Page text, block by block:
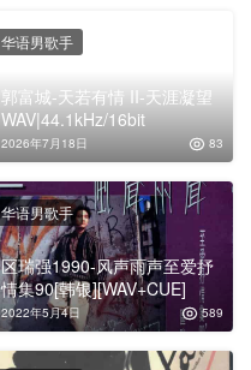
郭富城-天若有情 II-天涯凝望
WAV|44.1kHz/16bit
2026年7月18日 83
华语男歌手
区瑞强1990-风声雨声至爱抒
情集90[韩银][WAV+CUE]
2022年5月4日 589
华语男歌手